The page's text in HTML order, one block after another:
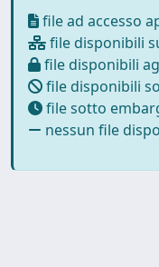
file ad accesso
file disponibili
file disponibili
file disponibili
file sotto
nessun file